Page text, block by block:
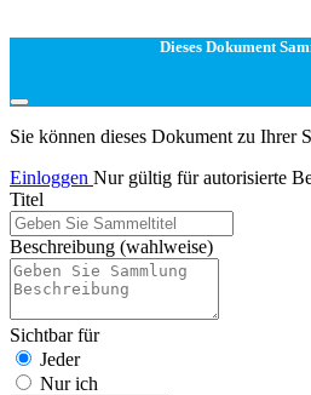
Dieses Dokument
Sie können dieses Dokument zu Ihrer
Einloggen Nur gültig für autorisierte
Titel
Beschreibung (wahlweise)
Sichtbar für
Jeder
Nur ich